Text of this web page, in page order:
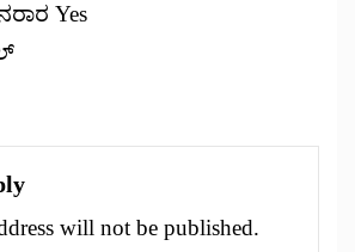
Yes
will not be published.